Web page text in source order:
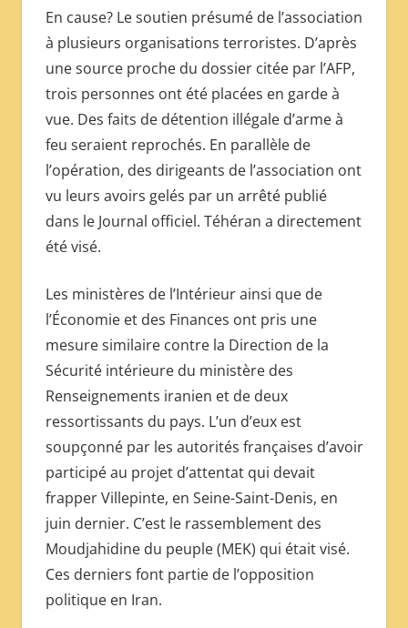
En cause? Le soutien présumé de l’association
à plusieurs organisations terroristes. D’après
une source proche du dossier citée par l’AFP,
trois personnes ont été placées en garde à
vue. Des faits de détention illégale d’arme à
feu seraient reprochés. En parallèle de
l’opération, des dirigeants de l’association ont
vu leurs avoirs gelés par un arrêté publié
dans le Journal officiel. Téhéran a directement
été visé.
Les ministères de l’Intérieur ainsi que de
l’Économie et des Finances ont pris une
mesure similaire contre la Direction de la
Sécurité intérieure du ministère des
Renseignements iranien et de deux
ressortissants du pays. L’un d’eux est
soupçonné par les autorités françaises d’avoir
participé au projet d’attentat qui devait
frapper Villepinte, en Seine-Saint-Denis, en
juin dernier. C’est le rassemblement des
Moudjahidine du peuple (MEK) qui était visé.
Ces derniers font partie de l’opposition
politique en Iran.